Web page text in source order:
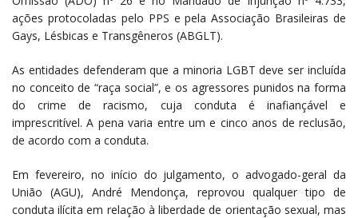
ações protocoladas pelo PPS e pela Associação Brasileiras de
Gays, Lésbicas e Transgêneros (ABGLT).
As entidades defenderam que a minoria LGBT deve ser incluída
no conceito de “raça social”, e os agressores punidos na forma
do crime de racismo, cuja conduta é inafiançável e
imprescritível. A pena varia entre um e cinco anos de reclusão,
de acordo com a conduta.
Em fevereiro, no início do julgamento, o advogado-geral da
União (AGU), André Mendonça, reprovou qualquer tipo de
conduta ilícita em relação à liberdade de orientação sexual, mas